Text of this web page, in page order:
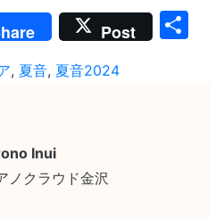
Post
, 夏音, 夏音2024
Inui
ノクラウド金沢